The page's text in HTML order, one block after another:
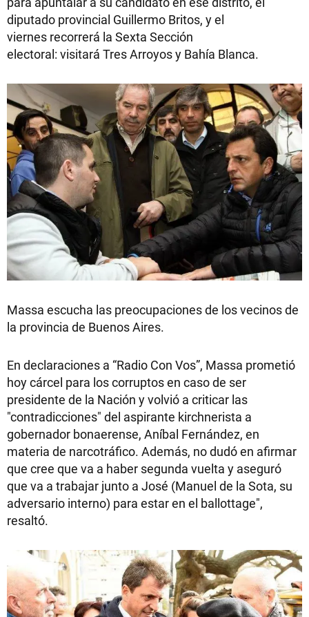
diputado provincial Guillermo Britos, y el
viernes recorrerá la Sexta Sección
electoral: visitará Tres Arroyos y Bahía Blanca.
Massa escucha las preocupaciones de los vecinos de
la provincia de Buenos Aires.
En declaraciones a “Radio Con Vos”, Massa prometió
hoy cárcel para los corruptos en caso de ser
presidente de la Nación y volvió a criticar las
"contradicciones" del aspirante kirchnerista a
gobernador bonaerense, Aníbal Fernández, en
materia de narcotráfico. Además, no dudó en afirmar
que cree que va a haber segunda vuelta y aseguró
que va a trabajar junto a José (Manuel de la Sota, su
adversario interno) para estar en el ballottage",
resaltó.